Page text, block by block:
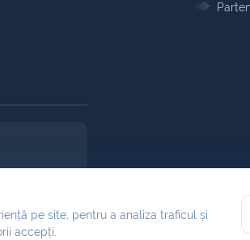
pe site, pentru a analiza traficul și
accepți.